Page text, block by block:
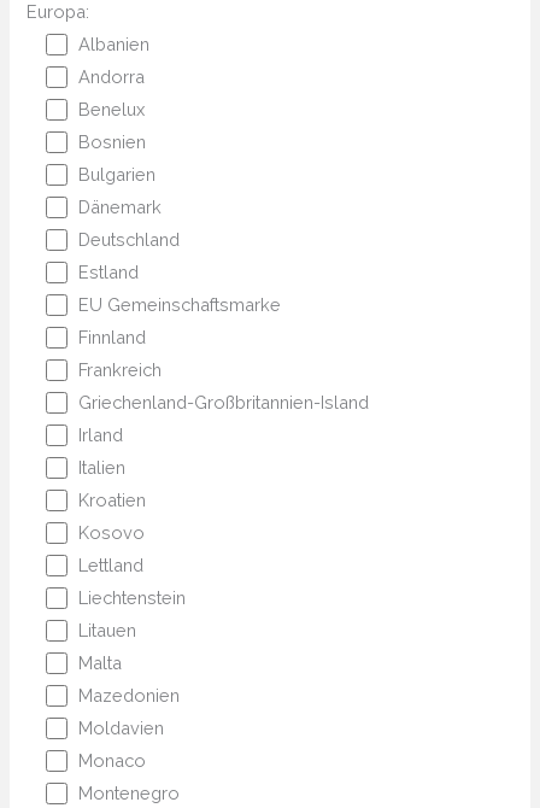
Europa:
Albanien
Andorra
Benelux
Bosnien
Bulgarien
Dänemark
Deutschland
Estland
EU Gemeinschaftsmarke
Finnland
Frankreich
Griechenland-Großbritannien-Island
Irland
Italien
Kroatien
Kosovo
Lettland
Liechtenstein
Litauen
Malta
Mazedonien
Moldavien
Monaco
Montenegro